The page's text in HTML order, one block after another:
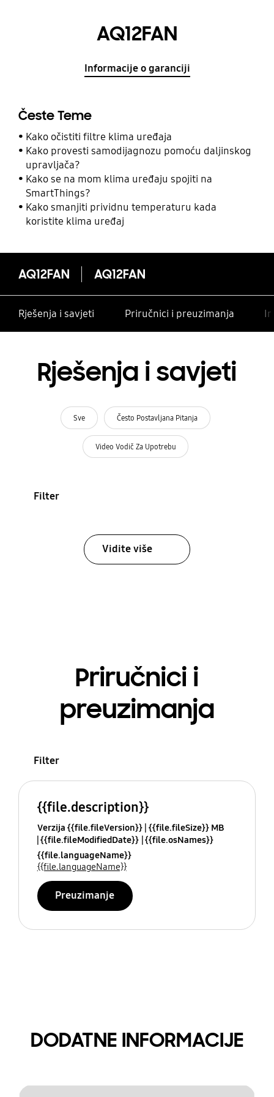
AQ12FAN
Informacije o garanciji
Česte Teme
Kako očistiti filtre klima uređaja
Kako provesti samodijagnozu pomoću daljinskog
upravljača?
Kako se na mom klima uređaju spojiti na
SmartThings?
Kako smanjiti prividnu temperaturu kada
koristite klima uređaj
AQ12FAN AQ12FAN
Rješenja i savjeti Priručnici i preuzimanja
Rješenja i savjeti
Sve Često Postavljana Pitanja
Video Vodič Za Upotrebu
Filter
Vidite više
Priručnici i
preuzimanja
Filter
{{file.description}}
Verzija {{file.fileVersion}} {{file.fileSize}} MB
{{file.fileModifiedDate}} {{file.osNames}}
{{file.languageName}}
{{file.languageName}}
Preuzimanje
DODATNE INFORMACIJE